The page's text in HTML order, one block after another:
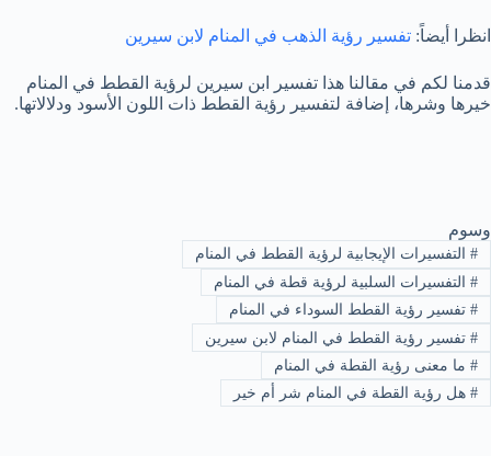
انظرا أيضاً: تفسير رؤية الذهب في المنام لابن سيرين
قدمنا لكم في مقالنا هذا تفسير ابن سيرين لرؤية القطط في المنام
خيرها وشرها، إضافة لتفسير رؤية القطط ذات اللون الأسود ودلالاتها.
وسوم
#التفسيرات الإيجابية لرؤية القطط في المنام
#التفسيرات السلبية لرؤية قطة في المنام
#تفسير رؤية القطط السوداء في المنام
#تفسير رؤية القطط في المنام لابن سيرين
#ما معنى رؤية القطة في المنام
#هل رؤية القطة في المنام شر أم خير